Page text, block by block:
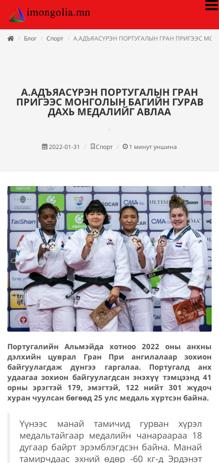
Блог Спорт А.АДЪЯАСҮРЭН ПОРТУГАЛЫН ГРАН ПРИГЭЭС
А.АДЪЯАСҮРЭН ПОРТУГАЛЫН ГРАН
ПРИГЭЭС МОНГОЛЫН БАГИЙН ГУРАВ
ДАХЬ МЕДАЛИЙГ АВЛАА
.
2022-01-31 Спорт 1 минут уншина
Португалийн Альмэйда хотноо 2022 оны анхны
дэлхийн цуврал Гран При ангилалаар зохион
байгуулагдаж дүнгээ гаргалаа. Португалд анх
удаагаа зохион байгуулагдсан энэхүү тэмцээнд 41
орны эрэгтэй 179, эмэгтэй, 122 нийт 301 жүдоч
хуран чуулсан бөгөөд 25 улс медаль хүртсэн байна.
Үүнээс манай тамичид гурван хүрэл
медальтайгаар медалийн чанараараа 18
дугаар байрт эрэмблэгдсэн байна. Манай
тамирчдаас эхний өдөр -60 кг-д Эрдэнэт